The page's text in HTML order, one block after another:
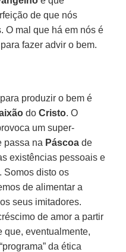
de que nós
O mal que há em nós é
para fazer advir o bem.
produzir o bem é
doCristo. O
um super-
passa na Páscoa de
existências pessoais e
. Somos disto os
de alimentar a
seus imitadores.
de amor a partir
que, eventualmente,
da ética